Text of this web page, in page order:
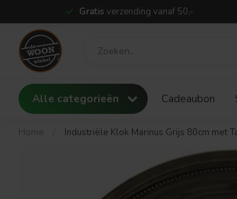
Gratis verzending vanaf 50,-
Alle categorieën Cadeaubon
Home Industriële Klok Marinus Grijs 80cm met